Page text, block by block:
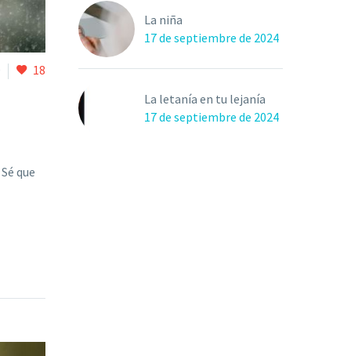
18
que
La niña
17 de septiembre de 2024
La letanía en tu lejanía
17 de septiembre de 2024